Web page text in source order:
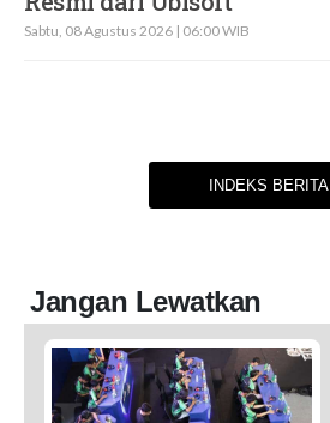
Sabtu, 08 Agustus 2026 | 06:00 WIB
INDEKS BERITA
Jangan Lewatkan